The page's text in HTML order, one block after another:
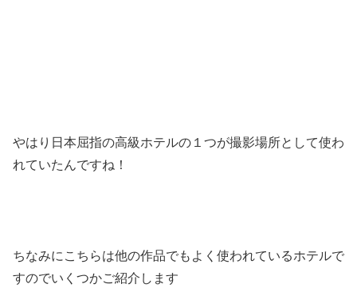
やはり日本屈指の高級ホテルの１つが撮影場所として使わ
れていたんですね！
ちなみにこちらは他の作品でもよく使われているホテルで
すのでいくつかご紹介します